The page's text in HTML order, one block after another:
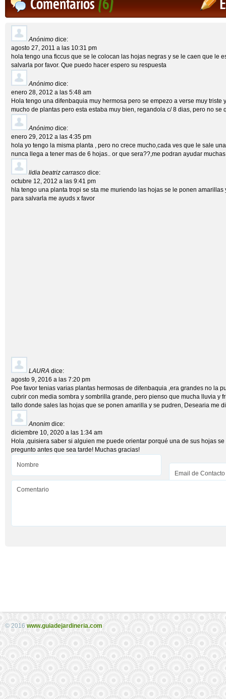
Comentarios(6)
Anónimo dice:
agosto 27, 2011 a las 10:31 pm
hola tengo una ficcus que se le colocan las hojas negras y se le caen que le
salvarla por favor. Que puedo hacer espero su respuesta
Anónimo dice:
enero 28, 2012 a las 5:48 am
Hola tengo una difenbaquia muy hermosa pero se empezo a verse muy triste
mucho de plantas pero esta estaba muy bien, regandola c/ 8 dias, pero no se
Anónimo dice:
enero 29, 2012 a las 4:35 pm
hola yo tengo la misma planta , pero no crece mucho,cada ves que le sale
nunca llega a tener mas de 6 hojas.. or que sera??,me podran ayudar
lidia beatriz carrasco dice:
octubre 12, 2012 a las 9:41 pm
hla tengo una planta tropi se sta me muriendo las hojas se le ponen
para salvarla me ayuds x favor
LAURA dice:
agosto 9, 2016 a las 7:20 pm
Poe favor tenias varias plantas hermosas de difenbaquia ,era grandes no la
cubrir con media sombra y sombrilla grande, pero pienso que mucha lluvia y
tallo donde sales las hojas que se ponen amarilla y se pudren, Desearia me
Anonim dice:
diciembre 10, 2020 a las 1:34 am
Hola ,quisiera saber si alguien me puede orientar porqué una de sus hojas
pregunto antes que sea tarde! Muchas gracias!
© 2016www.guiadejardineria.com